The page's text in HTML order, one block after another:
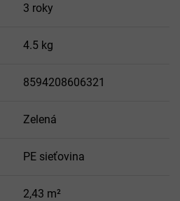
3 roky
4.5 kg
8594208606321
Zelená
PE sieťovina
2,43 m²